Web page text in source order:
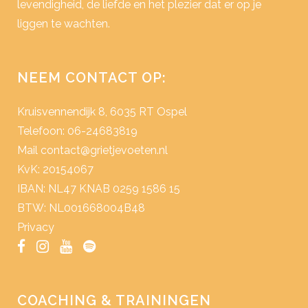
levendigheid, de liefde en het plezier dat er op je
liggen te wachten.
NEEM CONTACT OP:
Kruisvennendijk 8, 6035 RT Ospel
Telefoon: 06-24683819
Mail contact@grietjevoeten.nl
KvK: 20154067
IBAN: NL47 KNAB 0259 1586 15
BTW: NL001668004B48
Privacy
COACHING & TRAININGEN